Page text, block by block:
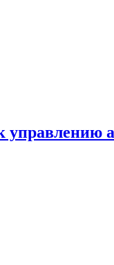
управлению